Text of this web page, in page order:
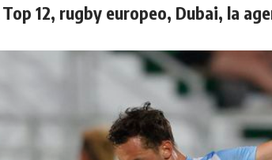
12, rugby europeo, Dubai, la